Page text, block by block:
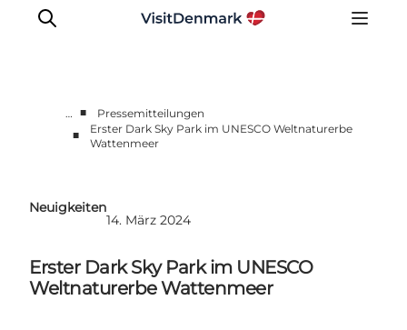
Presseportal
Fotos
Work with us
Kontakt
… ■
Pressemitteilungen
■
Erster Dark Sky Park im UNESCO Weltnaturerbe
Wattenmeer
Neuigkeiten
14. März 2024
Erster Dark Sky Park im UNESCO
Weltnaturerbe Wattenmeer